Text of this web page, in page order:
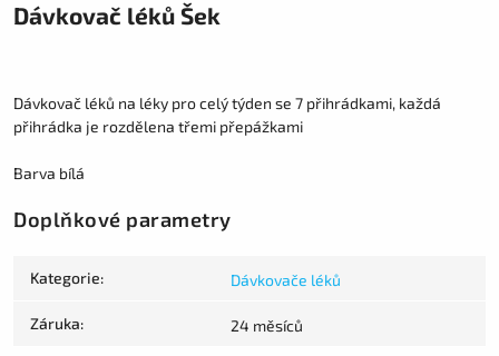
Dávkovač léků Šek
Dávkovač léků na léky pro celý týden se 7 přihrádkami, každá
přihrádka je rozdělena třemi přepážkami
Barva bílá
Doplňkové parametry
Kategorie: Dávkovače léků
Záruka: 24 měsíců